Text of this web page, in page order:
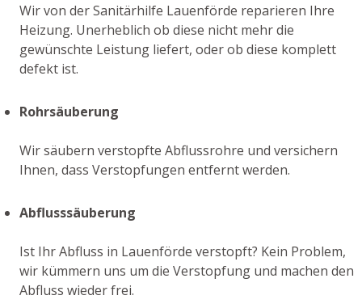
Wir von der Sanitärhilfe Lauenförde reparieren Ihre
Heizung. Unerheblich ob diese nicht mehr die
gewünschte Leistung liefert, oder ob diese komplett
defekt ist.
Rohrsäuberung
Wir säubern verstopfte Abflussrohre und versichern
Ihnen, dass Verstopfungen entfernt werden.
Abflusssäuberung
Ist Ihr Abfluss in Lauenförde verstopft? Kein Problem,
wir kümmern uns um die Verstopfung und machen den
Abfluss wieder frei.